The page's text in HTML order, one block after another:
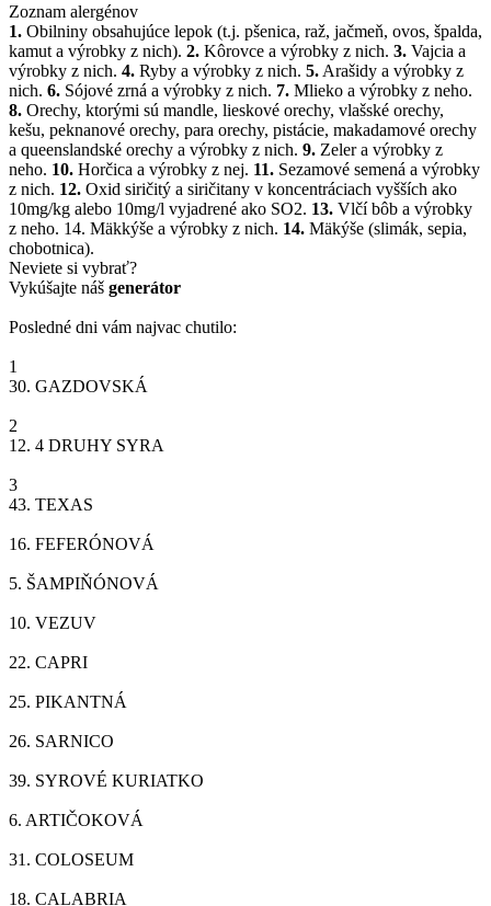
Zoznam alergénov
1. Obilniny obsahujúce lepok (t.j. pšenica, raž, jačmeň, ovos, špalda,
kamut a výrobky z nich). 2. Kôrovce a výrobky z nich. 3. Vajcia a
výrobky z nich. 4. Ryby a výrobky z nich. 5. Arašidy a výrobky z
nich. 6. Sójové zrná a výrobky z nich. 7. Mlieko a výrobky z neho.
8. Orechy, ktorými sú mandle, lieskové orechy, vlašské orechy,
kešu, peknanové orechy, para orechy, pistácie, makadamové orechy
a queenslandské orechy a výrobky z nich. 9. Zeler a výrobky z
neho. 10. Horčica a výrobky z nej. 11. Sezamové semená a výrobky
z nich. 12. Oxid siričitý a siričitany v koncentráciach vyšších ako
10mg/kg alebo 10mg/l vyjadrené ako SO2. 13. Vlčí bôb a výrobky
z neho. 14. Mäkkýše a výrobky z nich. 14. Mäkýše (slimák, sepia,
chobotnica).
Neviete si vybrať?
Vykúšajte náš generátor
Posledné dni vám najvac chutilo:
1
30. GAZDOVSKÁ
2
12. 4 DRUHY SYRA
3
43. TEXAS
16. FEFERÓNOVÁ
5. ŠAMPIŇÓNOVÁ
10. VEZUV
22. CAPRI
25. PIKANTNÁ
26. SARNICO
39. SYROVÉ KURIATKO
6. ARTIČOKOVÁ
31. COLOSEUM
18. CALABRIA